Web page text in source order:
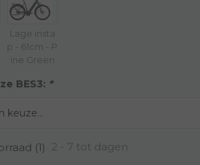
Lage insta
p - 61cm - P
ine Green
BES3: *
(1) 2 - 7 tot dagen